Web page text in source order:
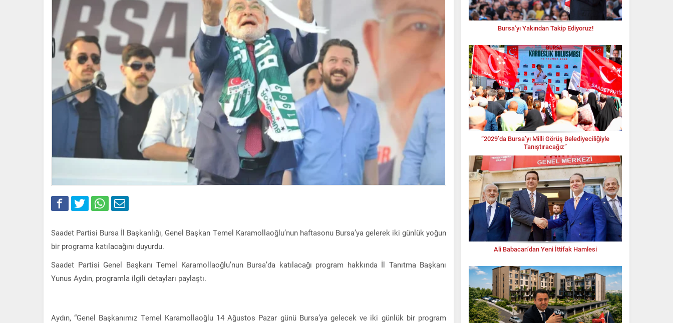
Saadet Partisi Bursa İl Başkanlığı, Genel Başkan Temel Karamollaoğlu’nun haftasonu Bursa’ya gelerek iki günlük yoğun
bir programa katılacağını duyurdu.
Saadet Partisi Genel Başkanı Temel Karamollaoğlu’nun Bursa’da katılacağı program hakkında İl Tanıtma Başkanı
Yunus Aydın, programla ilgili detayları paylaştı.
Aydın, “Genel Başkanımız Temel Karamollaoğlu 14 Ağustos Pazar günü Bursa’ya gelecek ve iki günlük bir program
Bursa’yı Yakından Takip Ediyoruz!
“2029’da Bursa’yı Milli Görüş Belediyeciliğiyle
Tanıştıracağız”
Ali Babacan’dan Yeni İttifak Hamlesi